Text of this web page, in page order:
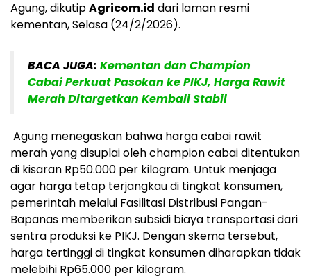
Agung, dikutipAgricom.id dari laman resmi
kementan, Selasa (24/2/2026).
BACA JUGA: Kementan dan Champion
Cabai Perkuat Pasokan ke PIKJ, Harga Rawit
Merah Ditargetkan Kembali Stabil
Agung menegaskan bahwa harga cabai rawit
merah yang disuplai oleh champion cabai ditentukan
di kisaran Rp50.000 per kilogram. Untuk menjaga
agar harga tetap terjangkau di tingkat konsumen,
pemerintah melalui Fasilitasi Distribusi Pangan-
Bapanas memberikan subsidi biaya transportasi dari
sentra produksi ke PIKJ. Dengan skema tersebut,
harga tertinggi di tingkat konsumen diharapkan tidak
melebihi Rp65.000 per kilogram.